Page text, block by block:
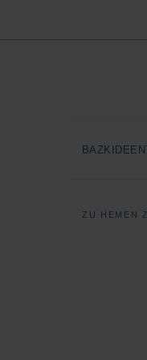
ZU HEMEN